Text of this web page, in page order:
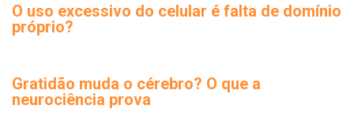
O uso excessivo do celular é falta de domínio
próprio?
Gratidão muda o cérebro? O que a
neurociência prova